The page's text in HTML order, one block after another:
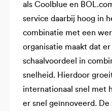
als Coolblue en
service daarbij hoog in
combinatie met een
organisatie maakt dat
schaalvoordeel in
snelheid. Hierdoor
internationaal snel met
er snel geïnnoveerd.